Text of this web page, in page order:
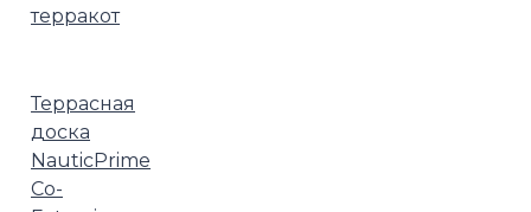
Террасная
доска
NauticPrime
Co-